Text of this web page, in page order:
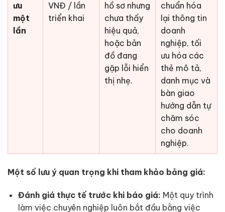
ưu
một
lần
VNĐ / lần
triển khai
hồ sơ nhưng
chưa thấy
hiệu quả,
hoặc bản
đồ đang
gặp lỗi hiển
thị nhẹ.
chuẩn hóa
lại thông tin
doanh
nghiệp, tối
ưu hóa các
thẻ mô tả,
danh mục và
bàn giao
hướng dẫn tự
chăm sóc
cho doanh
nghiệp.
Một số lưu ý quan trọng khi tham khảo bảng giá:
Đánh giá thực tế trước khi báo giá: Một quy trình
làm việc chuyên nghiệp luôn bắt đầu bằng việc